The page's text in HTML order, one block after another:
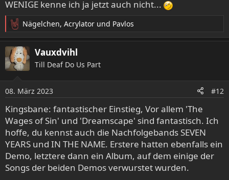
WENIGE kenne ich ja jetzt auch nicht...
R
e
a
k
t
n
e
n
:
Nägelchen, Acrylator und Pavlos
Vauxdvihl
Till Deaf Do Us Part
08. März 2023 #12
Kingsbane: fantastischer Einstieg, Vor allem 'The
Wages of Sin' und 'Dreamscape' sind fantastisch. Ich
hoffe, du kennst auch die Nachfolgebands SEVEN
YEARS und IN THE NAME. Erstere hatten ebenfalls ein
Demo, letztere dann ein Album, auf dem einige der
Songs der beiden Demos verwurstet wurden.